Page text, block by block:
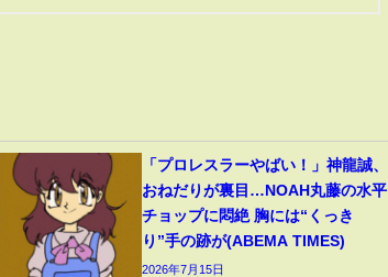
「プロレスラーやばい！」神龍誠、
おねだりが裏目…NOAH丸藤の水平
チョップに悶絶 胸には“くっき
り”手の跡が(ABEMA TIMES)
2026年7月15日